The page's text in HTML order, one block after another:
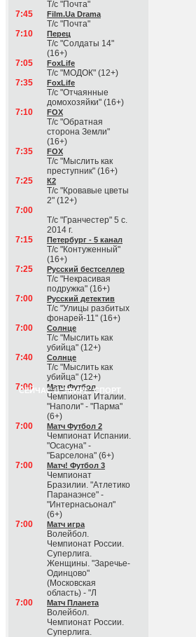
Т/с "Почта"
7:45
Film.Ua Drama
Т/с "Почта"
7:10
Перец
Т/с "Солдаты 14"
(16+)
7:05
FoxLife
Т/с "МОДОК" (12+)
7:35
FoxLife
Т/с "Отчаянные
домохозяйки" (16+)
7:10
FOX
Т/с "Обратная
сторона Земли"
(16+)
7:35
FOX
Т/с "Мыслить как
преступник" (16+)
7:25
К2
Т/с "Кровавые цветы
2" (12+)
7:00
Т/с "Гранчестер" 5 с.
2014 г.
7:15
Петербург - 5 канал
Т/с "Контуженный"
(16+)
7:25
Русский бестселлер
Т/с "Некрасивая
подружка" (16+)
7:00
Русский детектив
Т/с "Улицы разбитых
фонарей-11" (16+)
7:00
Солнце
Т/с "Мыслить как
убийца" (12+)
7:40
Солнце
Т/с "Мыслить как
убийца" (12+)
СЕЙЧАС В ЭФИРЕ: СПОРТ
7:00 Матч Футбол
Чемпионат Италии.
"Наполи" - "Парма"
(6+)
7:00
Матч Футбол 2
Чемпионат Испании.
"Осасуна" -
"Барселона" (6+)
7:00
Матч! Футбол 3
Чемпионат
Бразилии. "Атлетико
Паранаэнсе" -
"Интернасьонал"
(6+)
7:00
Матч игра
Волейбол.
Чемпионат России.
Суперлига.
Женщины. "Заречье-
Одинцово"
(Московская
область) - "Л
7:00
Матч Планета
Волейбол.
Чемпионат России.
Суперлига.